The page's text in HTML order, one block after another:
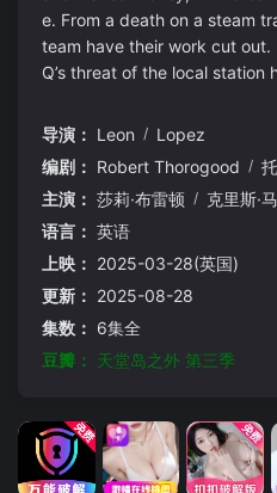
e. From a death on a steam
team have their work cut out.
Q’s threat of the local station
导演： Leon / Lopez
编剧： Robert Thorogood /
主演： 莎莉·布雷顿 / 克里斯·
语言： 英语
上映： 2025-03-28(英国)
更新： 2025-08-28
集数： 6集全
豆瓣： 天堂岛之外 第三季